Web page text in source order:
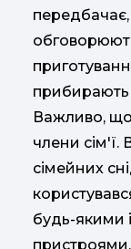
передбачає,
прибирають
Важливо,
члени сім'ї.
сімейних
будь-якими